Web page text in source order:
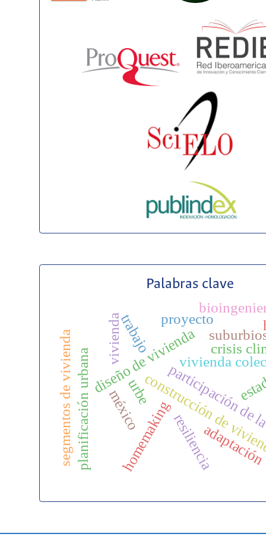
Palabras clave
construcción de
diseño de vivienda
participación
homemaking
vivienda
urbe
proyecto
crisis
planificación urbana resiliencia
segmentos de vivienda méxico
vivienda
adaptación
trabajo